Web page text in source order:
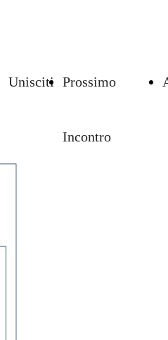
Unisciti Prossimo
Incontro